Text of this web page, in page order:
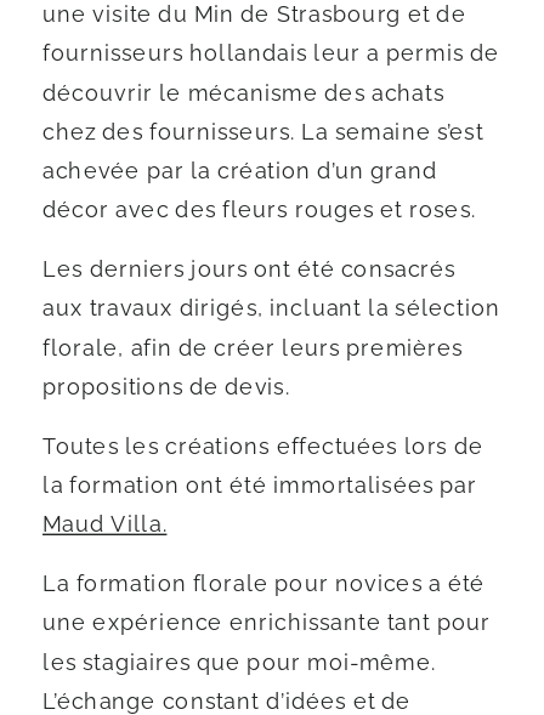
une visite du Min de Strasbourg et de
fournisseurs hollandais leur a permis de
découvrir le mécanisme des achats
chez des fournisseurs. La semaine s’est
achevée par la création d’un grand
décor avec des fleurs rouges et roses.
Les derniers jours ont été consacrés
aux travaux dirigés, incluant la sélection
florale, afin de créer leurs premières
propositions de devis.
Toutes les créations effectuées lors de
la formation ont été immortalisées par
Maud Villa.
La formation florale pour novices a été
une expérience enrichissante tant pour
les stagiaires que pour moi-même.
L’échange constant d’idées et de